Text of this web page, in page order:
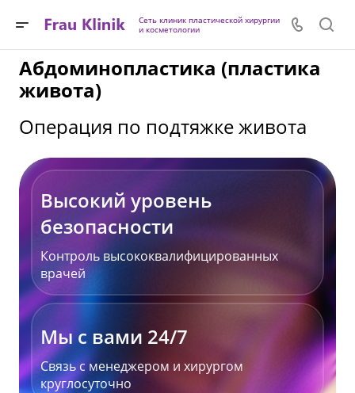
Сеть клиник пластической хирургии
и косметологии
Абдоминопластика (пластика
живота)
Операция по подтяжке живота
Высокий уровень
безопасности
Контроль высококвалифицированных
врачей
Мы с вами 24/7
Связь с менеджером и хирургом
круглосуточно